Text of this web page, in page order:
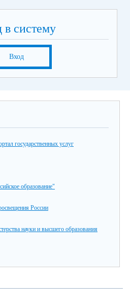
в систему
Вход
государственных услуг
образование"
России
науки и высшего образования